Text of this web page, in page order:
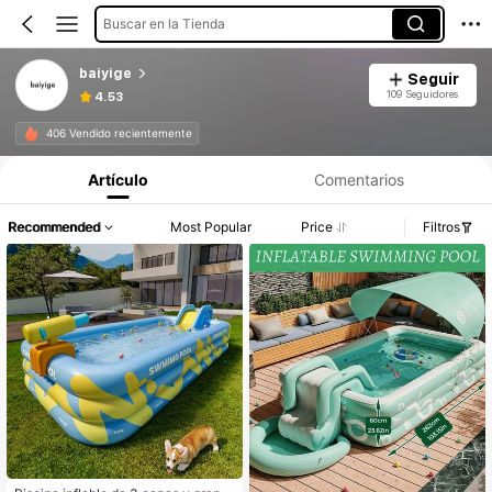
Buscar en la Tienda
baiyige
4.53
Seguir
109 Seguidores
406 Vendido recientemente
Artículo Comentarios
Recommended Most Popular Price Filtros